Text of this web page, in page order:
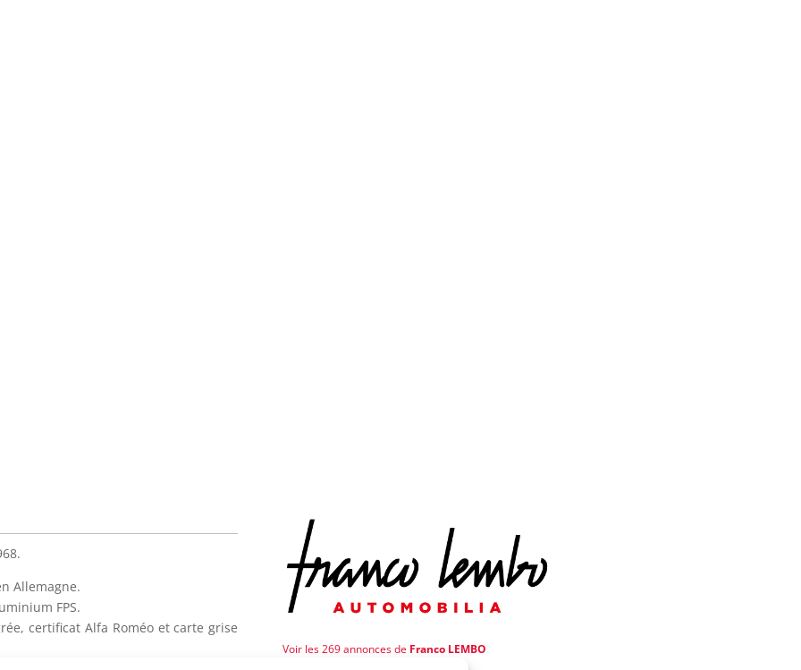
Allemagne.
FPS.
certificat Alfa Roméo et carte grise
Voir les 269 annonces de Franco LEMBO